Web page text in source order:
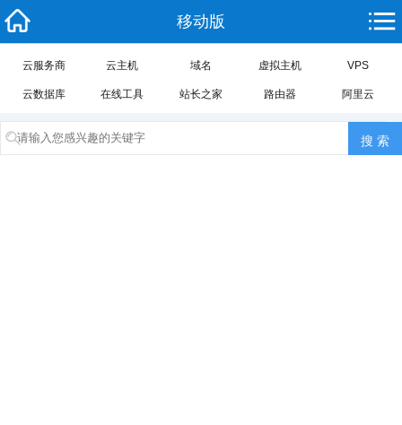
移动版
云服务商 云主机 域名 虚拟主机 VPS
云数据库 在线工具 站长之家 路由器 阿里云